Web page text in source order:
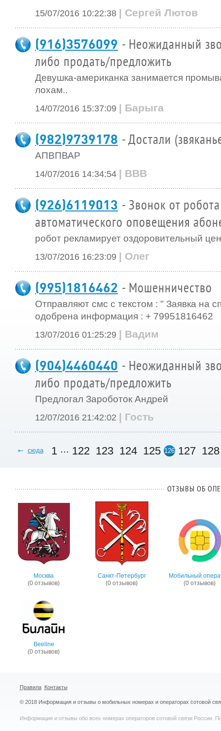
15/07/2016 10:22:38 | Сергей Лютов
(916)3576099 - Неожиданный
либо продать/предложить
Девушка-американка занимается
лохам..
14/07/2016 15:37:09 | Барыга
(982)9739178 - Достали
АПВПВАР
14/07/2016 14:34:54 | ВВВ
(926)6119013 - Звонок от
автоматического оповещения
робот рекламирует оздоровительный
13/07/2016 16:23:09 | Олег
(995)1816462 - Мошенничество
Отправляют смс с текстом : " Заявка на
одобрена информация : + 79951816462
13/07/2016 01:25:29 | Вадим
(904)4460440 - Неожиданный
либо продать/предложить
Предлогал Зароботок Андрей
12/07/2016 21:42:02 | Гость
сюда 1 ... 122 123 124 125 126 127 128
ОТЗЫВЫ ОБ
Москва
(0 отзывов)
Санкт-Петербург
(0 отзывов)
Мобильный
(0 отзывов)
Beeline
(0 отзывов)
Правила Контакты
© 2018 Информация и отзывы о мобильных номерах и операторах сотовой
Информация и отзывы обо всех номерах операторов сотовой связи России.